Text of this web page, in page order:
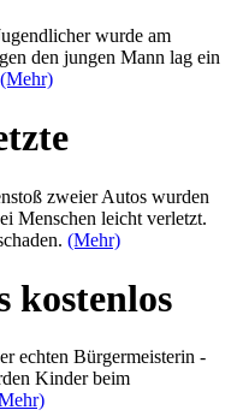
wurde am
den jungen Mann lag ein
(Mehr)
zweier Autos wurden
Menschen leicht verletzt.
(Mehr)
kostenlos
echten Bürgermeisterin -
Kinder beim